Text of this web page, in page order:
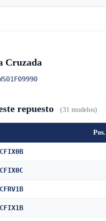
Cruzada
repuesto (31 modelos)
Pos.